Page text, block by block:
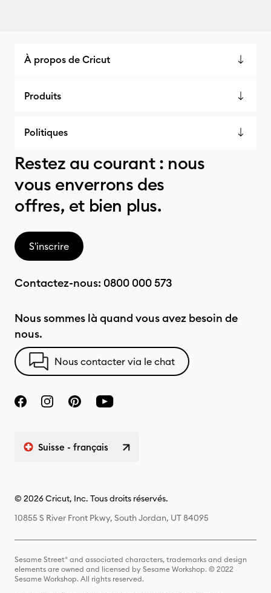
À propos de Cricut
Produits
Politiques
Restez au courant : nous
vous enverrons des
offres, et bien plus.
S'inscrire
Contactez-nous: 0800 000 573
Nous sommes là quand vous avez besoin de
nous.
Nous contacter via le chat
Suisse - français
© 2026 Cricut, Inc. Tous droits réservés.
10855 S River Front Pkwy, South Jordan, UT 84095
Sesame Street® and associated characters, trademarks and design
elements are owned and licensed by Sesame Workshop. © 2022
Sesame Workshop. All rights reserved.